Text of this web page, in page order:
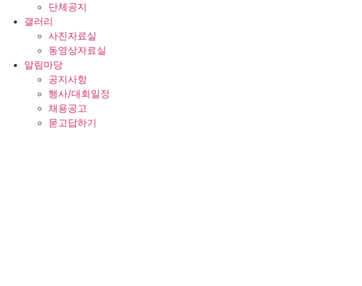
단체공지
갤러리
사진자료실
동영상자료실
알림마당
공지사항
행사/대회일정
채용공고
묻고답하기